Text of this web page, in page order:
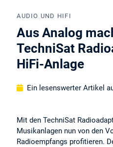
AUDIO UND HIFI
Aus Analog
TechniSat
HiFi-Anlage
Ein lesenswerter Artikel
Mit den TechniSat
Musikanlagen nun von den
Radioempfangs profitieren.